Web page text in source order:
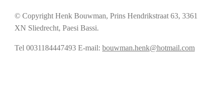
© Copyright Henk Bouwman, Prins Hendrikstraat 63, 3361
XN Sliedrecht, Paesi Bassi.
Tel 0031184447493 E-mail: bouwman.henk@hotmail.com